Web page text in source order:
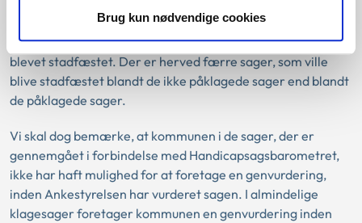
Brug kun nødvendige cookies
kommunernes afgørelser om ledsagelse efter § 97, som har
været påklaget til Ankestyrelsen i samme periode, er
blevet stadfæstet. Der er herved færre sager, som ville
blive stadfæstet blandt de ikke påklagede sager end blandt
de påklagede sager.
Vi skal dog bemærke, at kommunen i de sager, der er
gennemgået i forbindelse med Handicapsagsbarometret,
ikke har haft mulighed for at foretage en genvurdering,
inden Ankestyrelsen har vurderet sagen. I almindelige
klagesager foretager kommunen en genvurdering inden